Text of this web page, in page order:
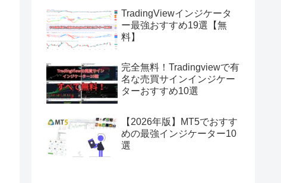
TradingViewインジケータ
ー最強おすすめ19選【無
料】
完全無料！Tradingviewで有
名な売買サインインジケー
ターおすすめ10選
【2026年版】MT5でおすす
めの最強インジケーター10
選